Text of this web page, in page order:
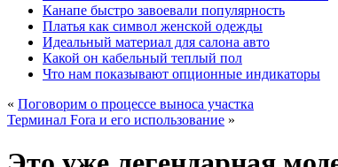
Канапе быстро завоевали популярность
Платья как символ женской одежды
Идеальный материал для салона авто
Какой он кабельный теплый пол
Что нам показывают опционные индикаторы
« Поговорим о процессе выноса участка
Терминал Fora и его использование »